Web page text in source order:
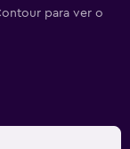
para ver o